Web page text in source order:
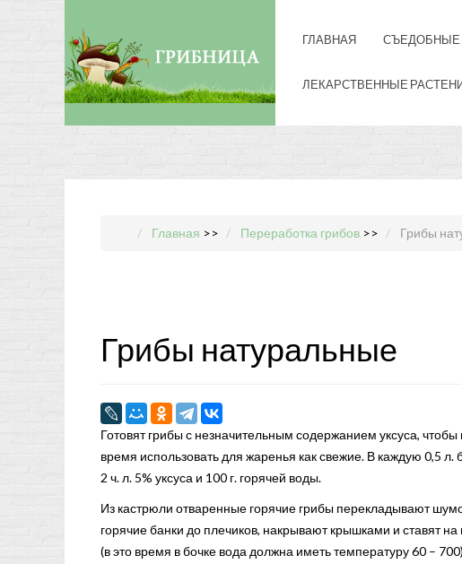
ГЛАВНАЯ СЪЕДОБНЫЕ
ЛЕКАРСТВЕННЫЕ
Главная >> Переработка грибов >> Грибы
Грибы натуральные
Готовят грибы с незначительным содержанием уксуса, чтобы
время использовать для жаренья как свежие. В каждую 0,5 л.
2 ч. л. 5% уксуса и 100 г. горячей воды.
Из кастрюли отваренные горячие грибы перекладывают
горячие банки до плечиков, накрывают крышками и ставят на
(в это время в бочке вода должна иметь температуру 60 –